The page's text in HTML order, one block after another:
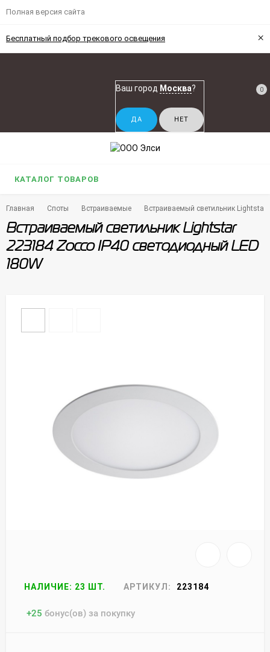
Полная версия сайта
Бесплатный подбор трекового освещения ×
Ваш город Москва? 0
КАТАЛОГ ТОВАРОВ
Главная Споты Встраиваемые Встраиваемый светильник
Встраиваемый светильник Lightstar
223184 Zocco IP40 светодиодный LED
180W
НАЛИЧИЕ: 23 ШТ. АРТИКУЛ: 223184
+25 бонус(ов) за покупку